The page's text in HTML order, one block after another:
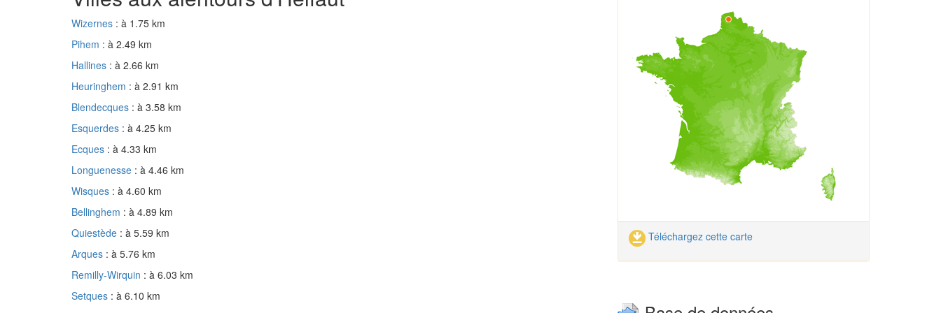
Wizernes : à 1.75 km
Pihem : à 2.49 km
Hallines : à 2.66 km
Heuringhem : à 2.91 km
Blendecques : à 3.58 km
Esquerdes : à 4.25 km
Ecques : à 4.33 km
Longuenesse : à 4.46 km
Wisques : à 4.60 km
Bellinghem : à 4.89 km
Quiestède : à 5.59 km
Arques : à 5.76 km
Remilly-Wirquin : à 6.03 km
Setques : à 6.10 km
Téléchargez cette carte